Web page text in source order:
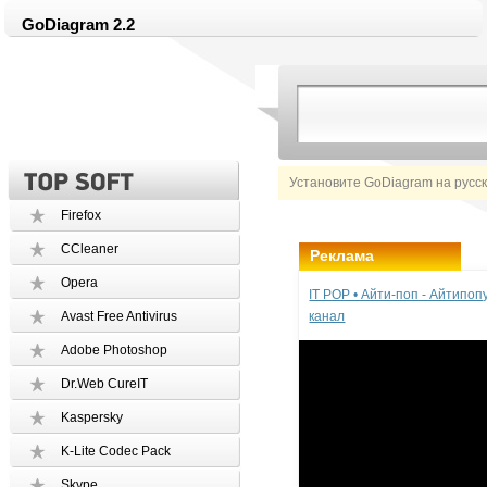
GoDiagram 2.2
Установите GoDiagram на
Firefox
CCleaner
Opera
Avast Free Antivirus
Adobe Photoshop
Dr.Web CureIT
Kaspersky
K-Lite Codec Pack
Реклама
IT POP • Айти-поп -
канал